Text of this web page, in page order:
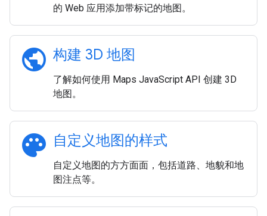
的 Web 应用添加带标记的地图。
public 构建 3D 地图
了解如何使用 Maps JavaScript API 创建 3D
地图。
palette 自定义地图的样式
自定义地图的方方面面，包括道路、地貌和地
图注点等。